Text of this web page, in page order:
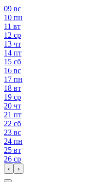
09 вс
10 пн
11 вт
12 ср
13 чт
14 пт
15 сб
16 вс
17 пн
18 вт
19 ср
20 чт
21 пт
22 сб
23 вс
24 пн
25 вт
26 ср
‹ ›